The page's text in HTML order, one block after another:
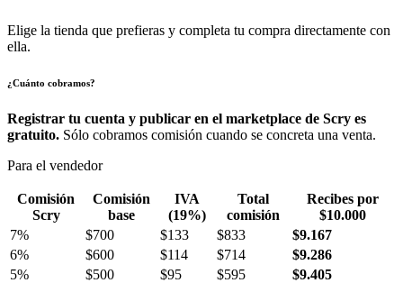
Elige la tienda que prefieras y completa tu compra directamente con
ella.
¿Cuánto cobramos?
Registrar tu cuenta y publicar en el marketplace de Scry es
gratuito. Sólo cobramos comisión cuando se concreta una venta.
Para el vendedor
Comisión
Scry
Comisión
base
IVA
(19%)
Total
comisión
Recibes por
$10.000
7%
$700 $133 $833
$9.167
6%
$600 $114 $714
$9.286
5%
$500 $95 $595 $9.405